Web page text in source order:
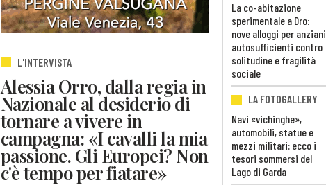
L'INTERVISTA
Alessia Orro, dalla regia in
Nazionale al desiderio di
tornare a vivere in
campagna: «I cavalli la mia
passione. Gli Europei? Non
c'è tempo per fiatare»
La co-abitazione
sperimentale a Dro:
nove alloggi per anziani
autosufficienti contro
solitudine e fragilità
sociale
LA FOTOGALLERY
Navi «vichinghe»,
automobili, statue e
mezzi militari: ecco i
tesori sommersi del
Lago di Garda